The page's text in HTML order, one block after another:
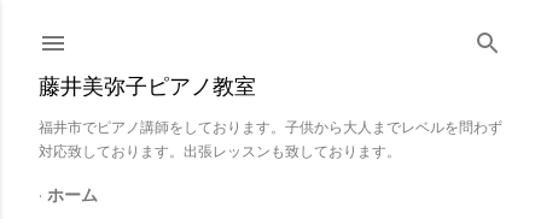
スキップしてメイン コンテンツに移動
藤井美弥子ピアノ教室
福井市でピアノ講師をしております。子供から大人までレベルを問わず
対応致しております。出張レッスンも致しております。
ホーム